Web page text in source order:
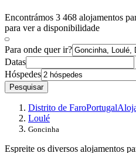
Encontrámos 3 468 alojamentos
para ver a disponibilidade
Para onde quer ir?
Datas
Hóspedes
Pesquisar
Distrito de FaroPortugal
Loulé
Goncinha
Espreite os diversos alojamentos